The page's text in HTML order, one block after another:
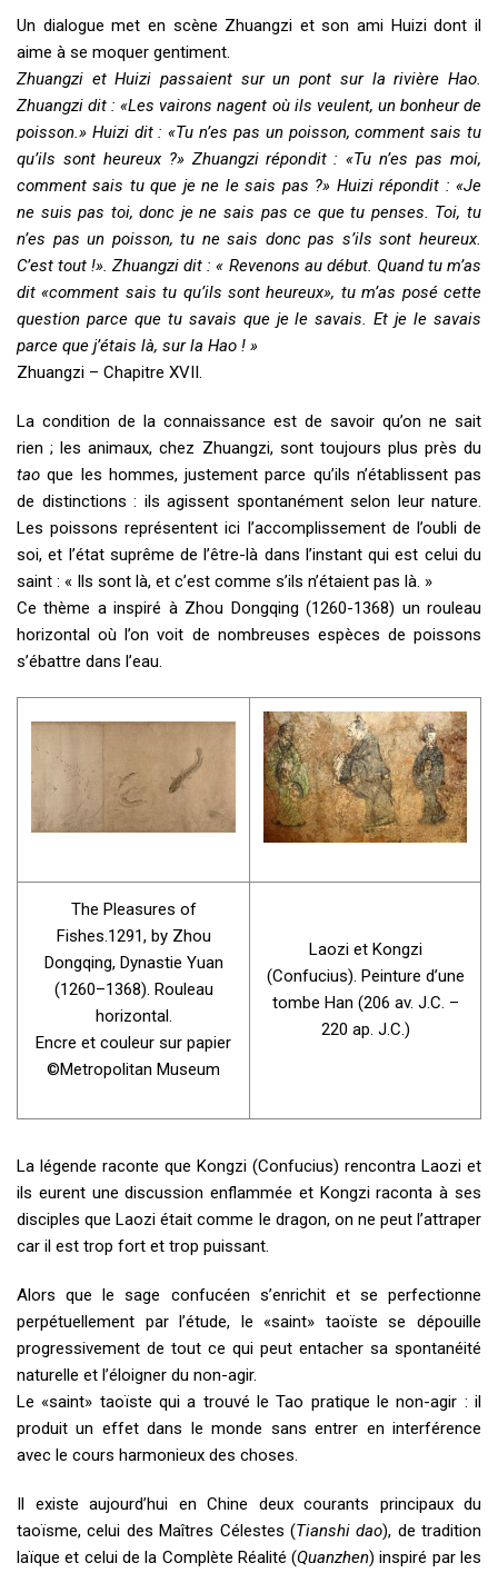
Un dialogue met en scène Zhuangzi et son ami Huizi dont il
aime à se moquer gentiment.
Zhuangzi et Huizi passaient sur un pont sur la rivière Hao.
Zhuangzi dit : «Les vairons nagent où ils veulent, un bonheur de
poisson.» Huizi dit : «Tu n’es pas un poisson, comment sais tu
qu’ils sont heureux ?» Zhuangzi répondit : «Tu n’es pas moi,
comment sais tu que je ne le sais pas ?» Huizi répondit : «Je
ne suis pas toi, donc je ne sais pas ce que tu penses. Toi, tu
n’es pas un poisson, tu ne sais donc pas s’ils sont heureux.
C’est tout !». Zhuangzi dit : « Revenons au début. Quand tu m’as
dit «comment sais tu qu’ils sont heureux», tu m’as posé cette
question parce que tu savais que je le savais. Et je le savais
parce que j’étais là, sur la Hao ! »
Zhuangzi – Chapitre XVII.
La condition de la connaissance est de savoir qu’on ne sait
rien ; les animaux, chez Zhuangzi, sont toujours plus près du
taoque les hommes, justement parce qu’ils n’établissent pas
de distinctions : ils agissent spontanément selon leur nature.
Les poissons représentent ici l’accomplissement de l’oubli de
soi, et l’état suprême de l’être-là dans l’instant qui est celui du
saint : « Ils sont là, et c’est comme s’ils n’étaient pas là. »
Ce thème a inspiré à Zhou Dongqing (1260-1368) un rouleau
horizontal où l’on voit de nombreuses espèces de poissons
s’ébattre dans l’eau.
The Pleasures of
Fishes.1291, by Zhou
Dongqing, Dynastie Yuan
(1260–1368). Rouleau
horizontal.
Encre et couleur sur papier
©Metropolitan Museum
Laozi et Kongzi
(Confucius). Peinture d’une
tombe Han (206 av. J.C. –
220 ap. J.C.)
La légende raconte que Kongzi (Confucius) rencontra Laozi et
ils eurent une discussion enflammée et Kongzi raconta à ses
disciples que Laozi était comme le dragon, on ne peut l’attraper
car il est trop fort et trop puissant.
Alors que le sage confucéen s’enrichit et se perfectionne
perpétuellement par l’étude, le «saint» taoïste se dépouille
progressivement de tout ce qui peut entacher sa spontanéité
naturelle et l’éloigner du non-agir.
Le «saint» taoïste qui a trouvé le Tao pratique le non-agir : il
produit un effet dans le monde sans entrer en interférence
avec le cours harmonieux des choses.
Il existe aujourd’hui en Chine deux courants principaux du
taoïsme, celui des Maîtres Célestes (Tianshi dao), de tradition
laïque et celui de la Complète Réalité (Quanzhen) inspiré par les